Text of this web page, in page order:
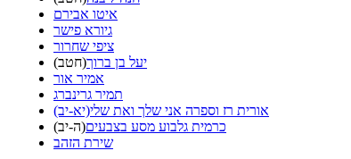
איטו אבירם
גיורא פישר
ציפי שחרור
יעל בן ברוך(חטב)
אמיר אור
תמיר גרינברג
אורית רז וספרה אני שלך ואת שלי(יא-יב)
כרמית גלבוע מסע בצבעים(ה-יב)
שירת הזהב